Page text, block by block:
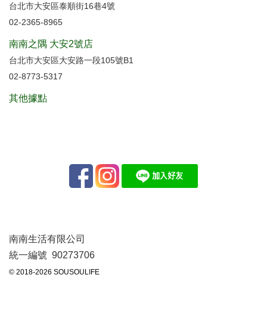
台北市大安區泰順街16巷4號
02-2365-8965
南南之隅 大安2號店
台北市大安區大安路一段105號B1
02-8773-5317
其他據點
南南生活有限公司
統一編號 90273706
© 2018-2026 SOUSOULIFE